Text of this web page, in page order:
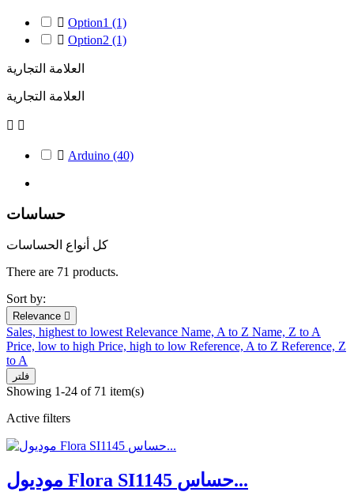
 Option1 (1)
 Option2 (1)
العلامة التجارية
العلامة التجارية
 
 Arduino (40)
حساسات
كل أنواع الحساسات
There are 71 products.
Sort by:
Relevance 
Sales, highest to lowestRelevance Name, A to Z Name, Z to A
Price, low to high Price, high to low Reference, A to Z Reference, Z
to A
فلتر
Showing 1-24 of 71 item(s)
Active filters
موديول Flora SI1145 حساس...